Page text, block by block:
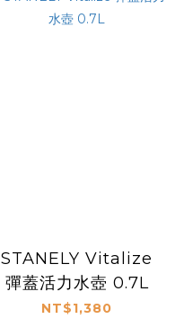
STANELY Vitalize
彈蓋活力水壺 0.7L
NT$1,380